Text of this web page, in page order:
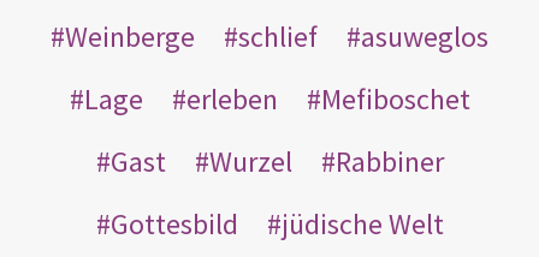
Weinberge
schlief
asuweglos
Lage
erleben
Mefiboschet
Gast
Wurzel
Rabbiner
Gottesbild
jüdische Welt